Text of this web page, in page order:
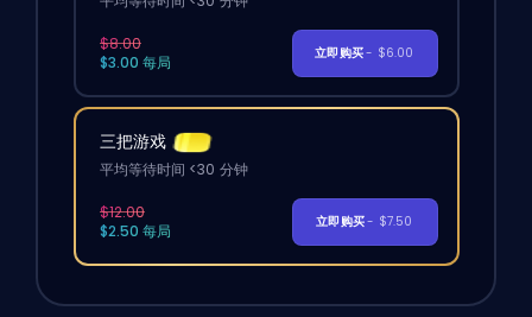
$8.00
$3.00 每局
立即购买- $6.00
三把游戏
平均等待时间 <30 分钟
$12.00
$2.50 每局
立即购买- $7.50